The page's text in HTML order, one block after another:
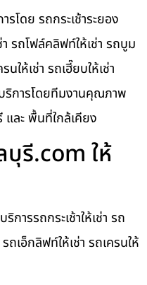
โดย รถกระเช้าระยอง
รถโฟล์คลิฟท์ให้เช่า รถบูม
ให้เช่า รถเฮี๊ยบให้เช่า
ริการโดยทีมงานคุณภาพ
และ พื้นที่ใกล้เคียง
บุรี.com ให้
การรถกระเช้าให้เช่า รถ
ถเอ็กลิฟท์ให้เช่า รถเครนให้